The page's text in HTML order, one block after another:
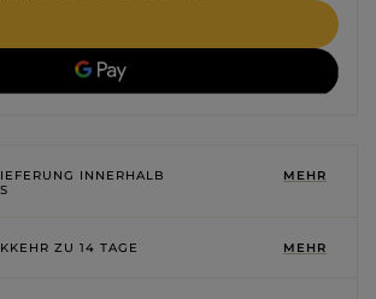
INNERHALB
MEHR
ZU 14 TAGE MEHR